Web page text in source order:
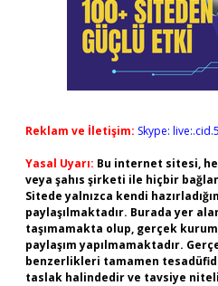
Reklam ve İletişim: Skype:
Yasal Uyarı: Bu internet sitesi,
veya şahıs şirketi ile hiçbir
Sitede yalnızca kendi
paylaşılmaktadır. Burada yer
taşımamakta olup, gerçek
paylaşım yapılmamaktadır.
benzerlikleri tamamen
taslak halindedir ve tavsiye